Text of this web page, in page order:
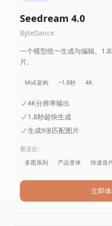
Seedream 4.0
ByteDance
一个模型统一生成与编辑。
片。
MoE架构 ~1.8秒 4K
4K分辨率输出
1.8秒超快生成
生成9张匹配图片
最适合:
多图系列
产品变体 快速迭
立即